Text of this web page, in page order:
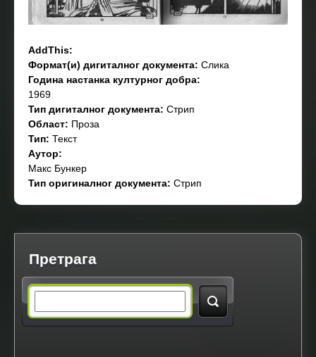
AddThis:
Формат(и) дигиталног документа: Слика
Година настанка културног добра:
1969
Тип дигиталног документа: Стрип
Област: Проза
Тип: Текст
Аутор:
Макс Бункер
Тип оригиналног документа: Стрип
Претрага